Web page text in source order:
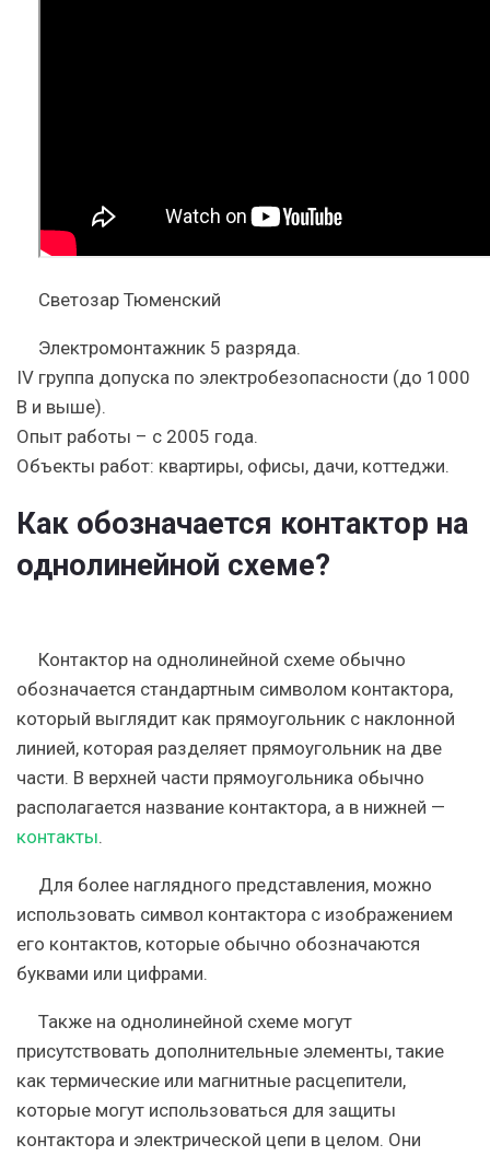
Светозар Тюменский
Электромонтажник 5 разряда.
IV группа допуска по электробезопасности (до 1000
В и выше).
Опыт работы – с 2005 года.
Объекты работ: квартиры, офисы, дачи, коттеджи.
Как обозначается контактор на
однолинейной схеме?
Контактор на однолинейной схеме обычно
обозначается стандартным символом контактора,
который выглядит как прямоугольник с наклонной
линией, которая разделяет прямоугольник на две
части. В верхней части прямоугольника обычно
располагается название контактора, а в нижней —
контакты.
Для более наглядного представления, можно
использовать символ контактора с изображением
его контактов, которые обычно обозначаются
буквами или цифрами.
Также на однолинейной схеме могут
присутствовать дополнительные элементы, такие
как термические или магнитные расцепители,
которые могут использоваться для защиты
контактора и электрической цепи в целом. Они